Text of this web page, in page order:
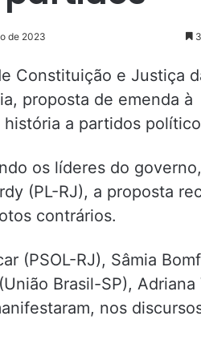
de 2023
Constituição e Justiça
proposta de emenda à
a partidos
os líderes do
(PL-RJ), a proposta
contrários.
(PSOL-RJ), Sâmia
Brasil-SP), Adriana
nos